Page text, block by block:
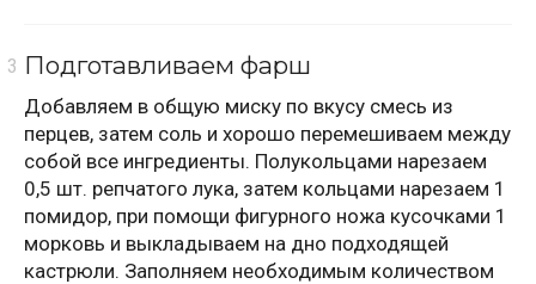
Подготавливаем фарш
Добавляем в общую миску по вкусу смесь из
перцев, затем соль и хорошо перемешиваем между
собой все ингредиенты. Полукольцами нарезаем
0,5 шт. репчатого лука, затем кольцами нарезаем 1
помидор, при помощи фигурного ножа кусочками 1
морковь и выкладываем на дно подходящей
кастрюли. Заполняем необходимым количеством